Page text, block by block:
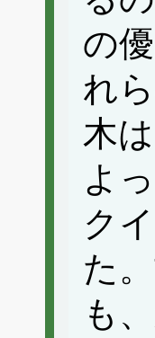
の
れ
木
よ
ク
た
も